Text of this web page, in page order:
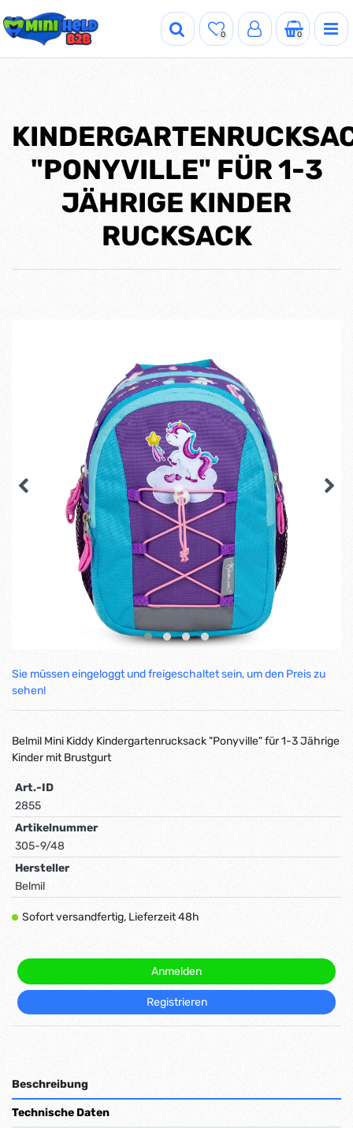
0 0
"PONYVILLE" FÜR 1-3
JÄHRIGE KINDER
RUCKSACK
Sie müssen eingeloggt und freigeschaltet sein, um den Preis zu
sehen!
Belmil Mini Kiddy Kindergartenrucksack "Ponyville" für 1-3 Jährige
Kinder mit Brustgurt
Art.-ID
2855
Artikelnummer
305-9/48
Hersteller
Belmil
Sofort versandfertig, Lieferzeit 48h
Anmelden
Registrieren
Beschreibung
Technische Daten